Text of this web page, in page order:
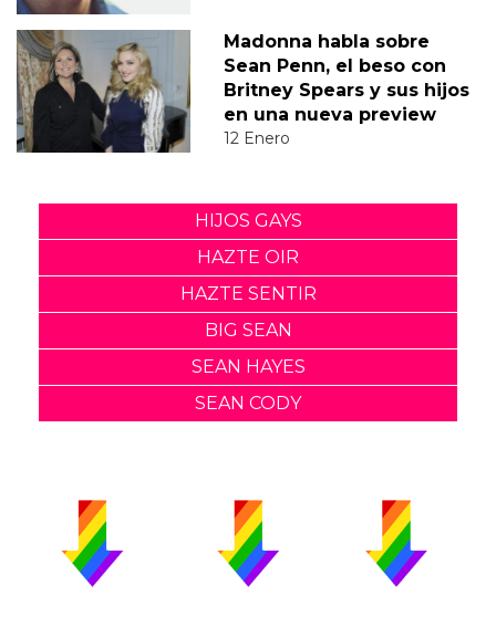
Madonna habla sobre
Sean Penn, el beso con
Britney Spears y sus hijos
en una nueva preview
12 Enero
HIJOS GAYS
HAZTE OIR
HAZTE SENTIR
BIG SEAN
SEAN HAYES
SEAN CODY